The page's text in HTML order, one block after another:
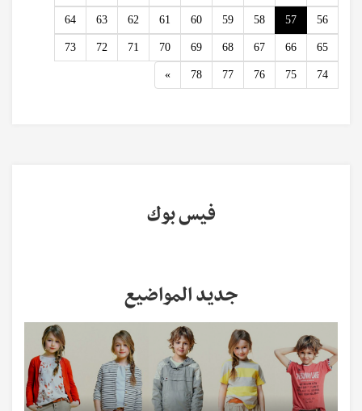
56
57
58
59
60
61
62
63
64
65
66
67
68
69
70
71
72
73
74
75
76
77
78
»
Next
فيس بوك
جديد المواضيع